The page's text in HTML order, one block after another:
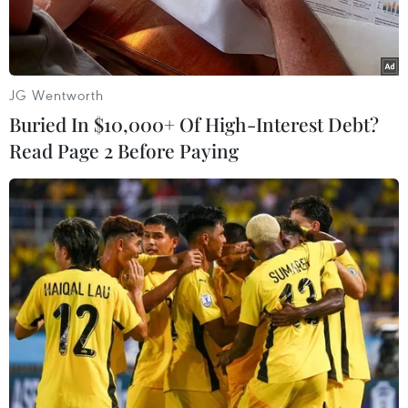
Cảnh sát Afghanistan. (Nguồn: THX/TTXVN)
Trang mạng Ariana News ngày 29/4 đưa tin một
vụ tấn công đãm máu đã xảy ra tại huyện
Teshkan thuộc tỉnh Badakhshan ở phía Bắc
Afghanistan, khiến khoảng 30 cảnh sát thiệt
JG Wentworth
Buried In $10,000+ Of High-Interest Debt?
Read Page 2 Before Paying